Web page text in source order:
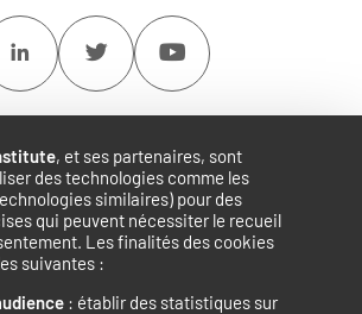
, et ses partenaires, sont
des technologies comme les
similaires) pour des
qui peuvent nécessiter le recueil
Les finalités des cookies
suivantes :
: établir des statistiques sur
Linkedin Twitter Youtube